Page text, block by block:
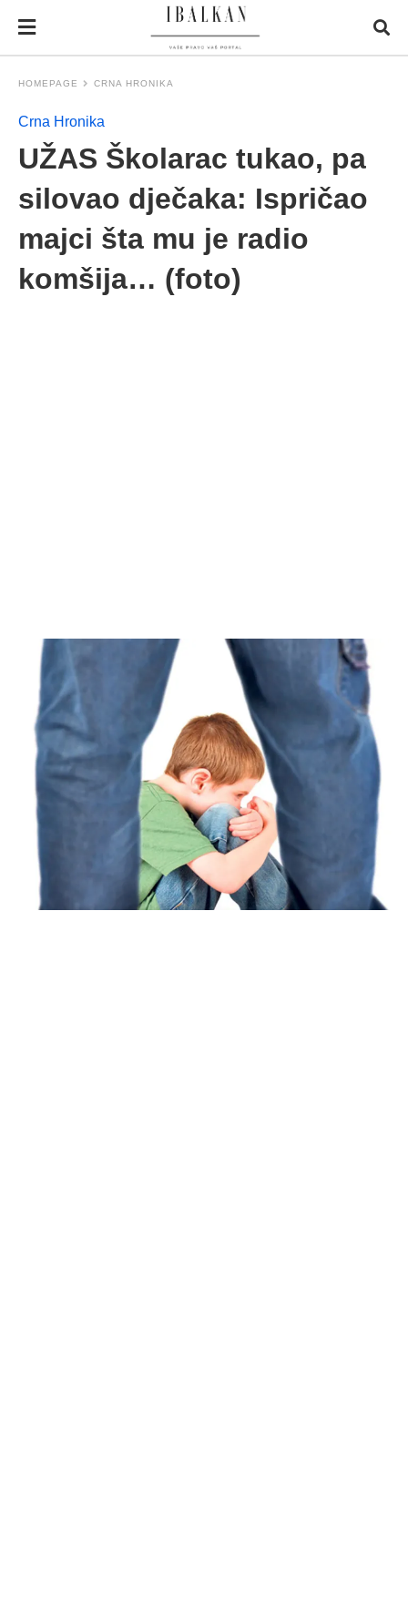
HOMEPAGE CRNA HRONIKA
Crna Hronika
UŽAS Školarac tukao, pa
silovao dječaka: Ispričao
majci šta mu je radio
komšija… (foto)